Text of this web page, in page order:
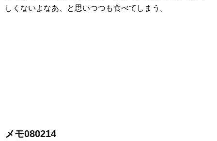
しくないよなあ、と思いつつも食べてしまう。
メモ080214